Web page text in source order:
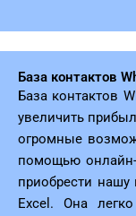
База контактов
База контактов
увеличить
огромные
помощью
приобрести
Excel. Она